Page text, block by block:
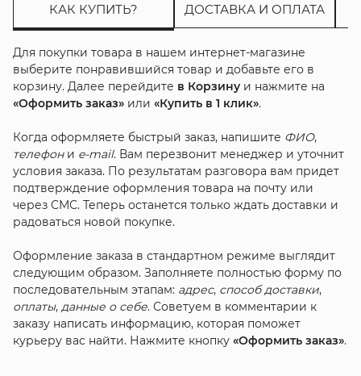
КАК КУПИТЬ? ДОСТАВКА И ОПЛАТА
Для покупки товара в нашем интернет-магазине
выберите понравившийся товар и добавьте его в
корзину. Далее перейдите в Корзинуи нажмите на
«Оформить заказ»или «Купить в 1 клик».
Когда оформляете быстрый заказ, напишите ФИО,
телефони e-mail. Вам перезвонит менеджер и уточнит
условия заказа. По результатам разговора вам придет
подтверждение оформления товара на почту или
через СМС. Теперь останется только ждать доставки и
радоваться новой покупке.
Оформление заказа в стандартном режиме выглядит
следующим образом. Заполняете полностью форму по
последовательным этапам: адрес, способ доставки,
оплаты, данные о себе. Советуем в комментарии к
заказу написать информацию, которая поможет
курьеру вас найти. Нажмите кнопку «Оформить заказ».